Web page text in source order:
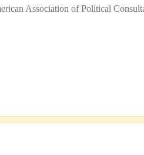
Association of Political